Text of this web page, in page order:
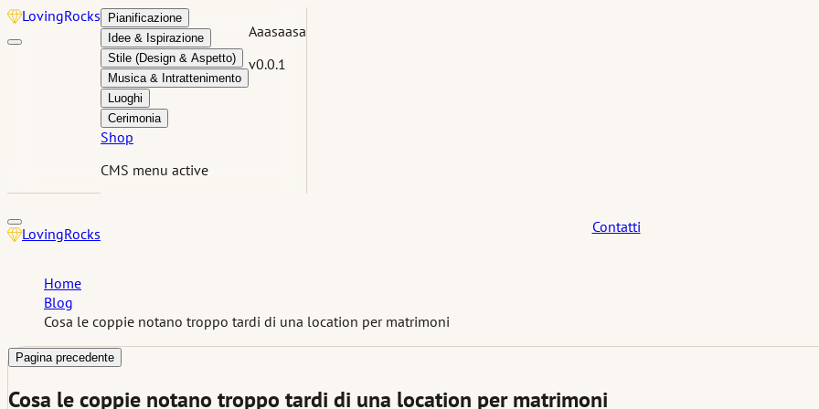
LovingRocks
Pianificazione
Idee & Ispirazione
Stile (Design & Aspetto)
Musica & Intrattenimento
Luoghi
Cerimonia
Shop
CMS menu active
Aaasaasa
v0.0.1
LovingRocks Contatti
Home
Blog
Cosa le coppie notano troppo tardi di una location per matrimoni
Pagina precedente
Cosa le coppie notano troppo tardi di una location per matrimoni